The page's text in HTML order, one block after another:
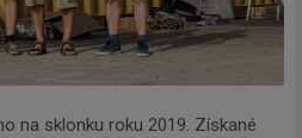
na sklonku roku 2019. Získané